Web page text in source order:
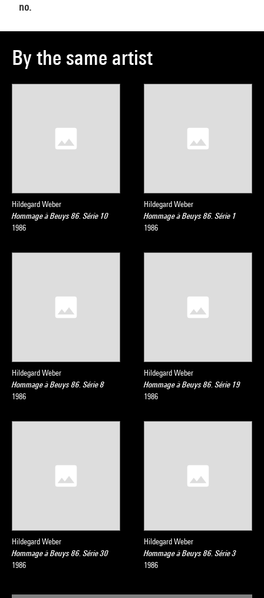
no.
By the same artist
Hildegard Weber
Hommage à Beuys 86. Série 10
1986
Hildegard Weber
Hommage à Beuys 86. Série 1
1986
Hildegard Weber
Hommage à Beuys 86. Série 8
1986
Hildegard Weber
Hommage à Beuys 86. Série 19
1986
Hildegard Weber
Hommage à Beuys 86. Série 30
1986
Hildegard Weber
Hommage à Beuys 86. Série 3
1986